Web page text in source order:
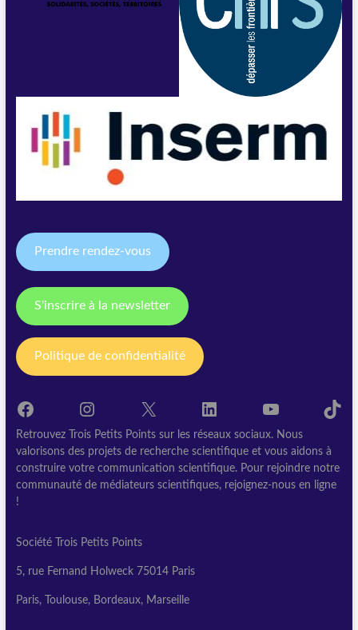
Prendre rendez-vous
S'inscrire à la newsletter
Politique de confidentialité
FacebookInstagram
X LinkedInYouTube
Retrouvez Trois Petits Points sur les réseaux sociaux. Nous
valorisons des projets de recherche scientifique et vous aidons à
construire votre communication scientifique. Pour rejoindre notre
communauté de médiateurs scientifiques, rejoignez-nous en ligne
!
Société Trois Petits Points
5, rue Fernand Holweck 75014 Paris
Paris, Toulouse, Bordeaux, Marseille